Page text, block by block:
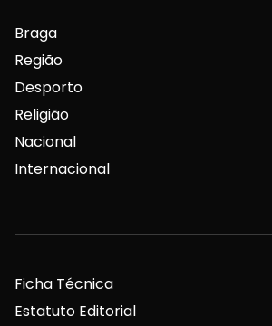
Braga
Região
Desporto
Religião
Nacional
Internacional
Ficha Técnica
Estatuto Editorial